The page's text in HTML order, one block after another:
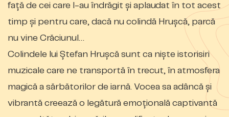
faţă de cei care l-au îndrăgit și aplaudat în tot acest
timp și pentru care, dacă nu colindă Hrușcă, parcă
nu vine Crăciunul…
Colindele lui Ștefan Hrușcă sunt ca niște istorisiri
muzicale care ne transportă în trecut, în atmosfera
magică a sărbătorilor de iarnă. Vocea sa adâncă și
vibrantă creează o legătură emoțională captivantă